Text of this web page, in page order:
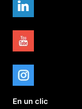
En un clic